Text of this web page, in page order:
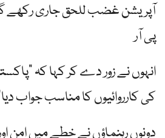
آپریشن غضب للحق جاری رکھے
پی آر
انہوں نے زور دے کر کہا کہ
کی کارروائیوں کا مناسب جواب
دونوں رہنماؤں نے خطے میں امن